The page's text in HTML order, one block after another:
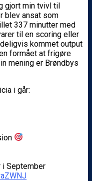
gjort min tvivl til
blev ansat som
337 minutter med
til en scoring eller
kommet output
formået at frigøre
mening er Brøndbys
i går:
i September